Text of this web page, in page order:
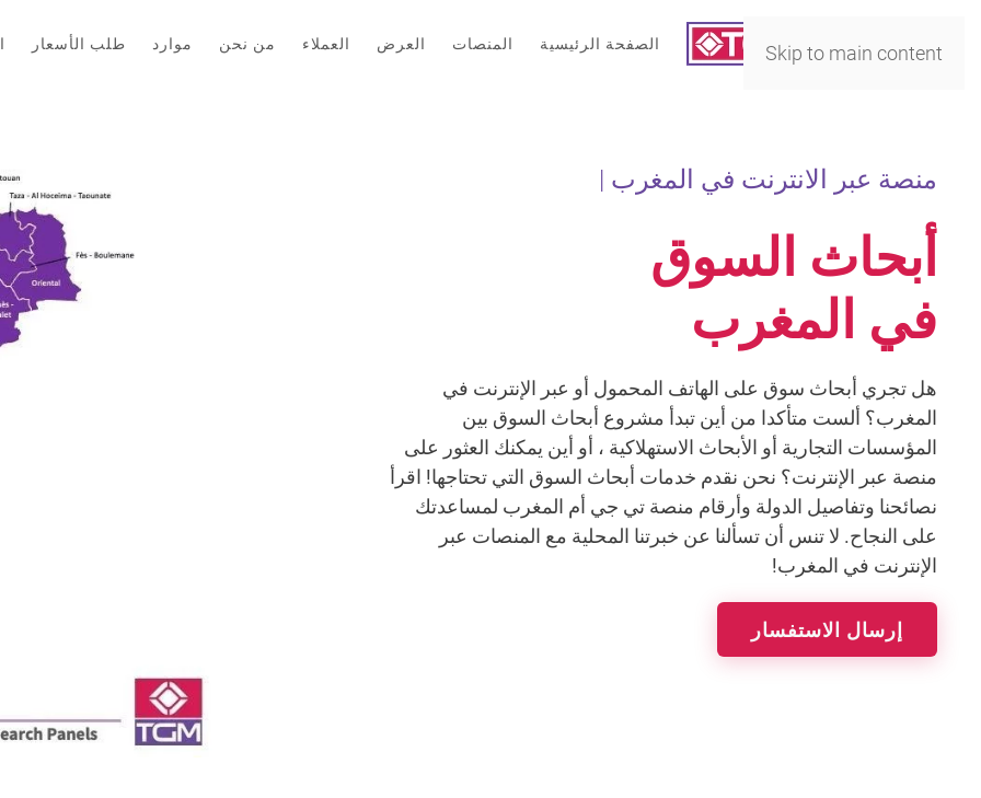
Skip to main content الصفحة الرئيسية المنصات العرض العملاء من نحن موارد طلب الأسعار
منصة عبر الانترنت في المغرب |
أبحاث السوق
في المغرب
هل تجري أبحاث سوق على الهاتف المحمول أو عبر الإنترنت في
المغرب؟ ألست متأكدا من أين تبدأ مشروع أبحاث السوق بين
المؤسسات التجارية أو الأبحاث الاستهلاكية ، أو أين يمكنك العثور على
منصة عبر الإنترنت؟ نحن نقدم خدمات أبحاث السوق التي تحتاجها! اقرأ
نصائحنا وتفاصيل الدولة وأرقام منصة تي جي أم المغرب لمساعدتك
على النجاح. لا تنس أن تسألنا عن خبرتنا المحلية مع المنصات عبر
الإنترنت في المغرب!
إرسال الاستفسار